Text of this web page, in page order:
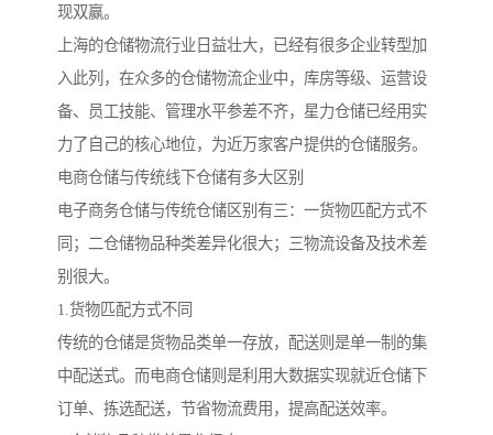
现双赢。
上海的仓储物流行业日益壮大，已经有很多企业转型加
入此列，在众多的仓储物流企业中，库房等级、运营设
备、员工技能、管理水平参差不齐，星力仓储已经用实
力了自己的核心地位，为近万家客户提供的仓储服务。
电商仓储与传统线下仓储有多大区别
电子商务仓储与传统仓储区别有三：一货物匹配方式不
同；二仓储物品种类差异化很大；三物流设备及技术差
别很大。
1.货物匹配方式不同
传统的仓储是货物品类单一存放，配送则是单一制的集
中配送式。而电商仓储则是利用大数据实现就近仓储下
订单、拣选配送，节省物流费用，提高配送效率。